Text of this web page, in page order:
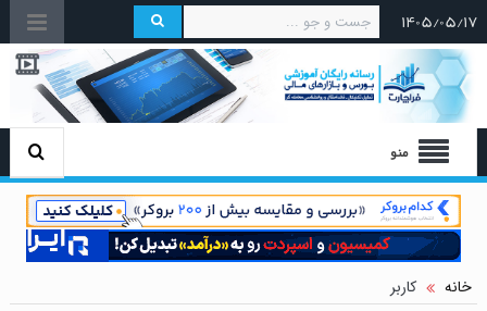
۱۴۰۵/۰۵/۱۷
منو
خانه کاربر